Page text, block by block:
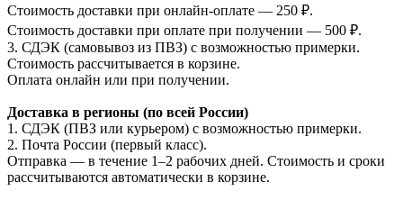
Стоимость доставки при онлайн-оплате — 250 ₽.
Стоимость доставки при оплате при получении — 500 ₽.
3. СДЭК (самовывоз из ПВЗ) с возможностью примерки.
Стоимость рассчитывается в корзине.
Оплата онлайн или при получении.
Доставка в регионы (по всей России)
1. СДЭК (ПВЗ или курьером) с возможностью примерки.
2. Почта России (первый класс).
Отправка — в течение 1–2 рабочих дней. Стоимость и сроки
рассчитываются автоматически в корзине.